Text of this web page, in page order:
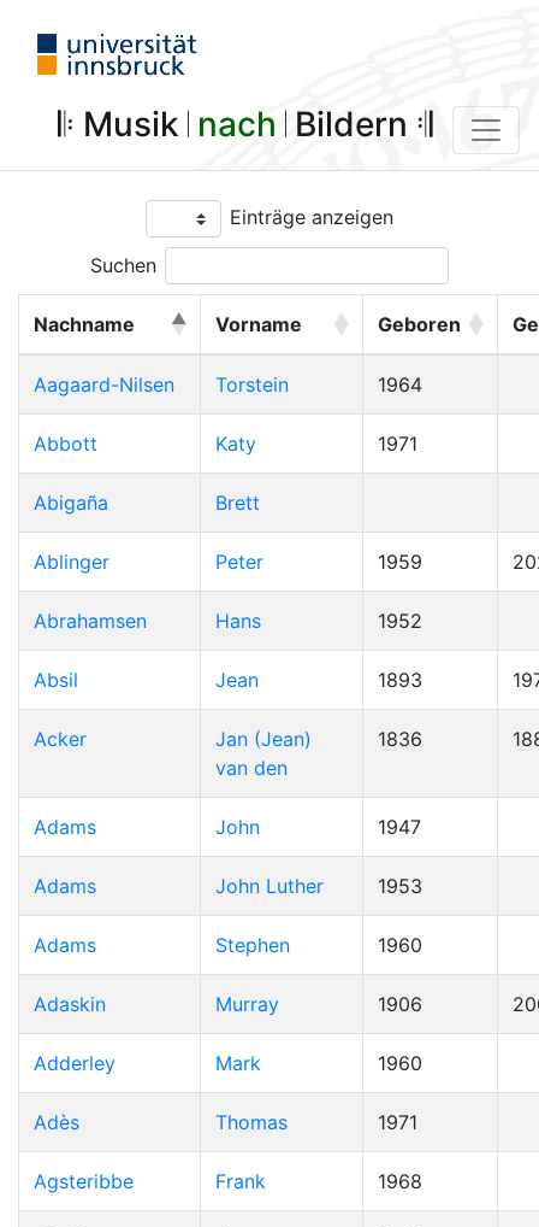
𝄆 Musik 𝄀 nach 𝄀 Bildern 𝄇
Einträge anzeigen
Suchen
Nachname Vorname Geboren
Aagaard-Nilsen Torstein 1964
Abbott Katy 1971
Abigaña Brett
Ablinger Peter 1959
Abrahamsen Hans 1952
Absil Jean 1893
Acker
Jan (Jean)
van den
1836
Adams John 1947
Adams John Luther 1953
Adams Stephen 1960
Adaskin Murray 1906
Adderley Mark 1960
Adès Thomas 1971
Agsteribbe Frank 1968